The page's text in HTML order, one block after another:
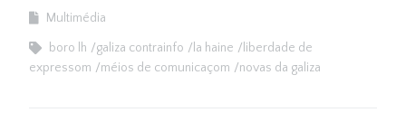
Multimédia
boro lh galiza contrainfo la haine
liberdade de
expressom
méios de comunicaçom novas da galiza